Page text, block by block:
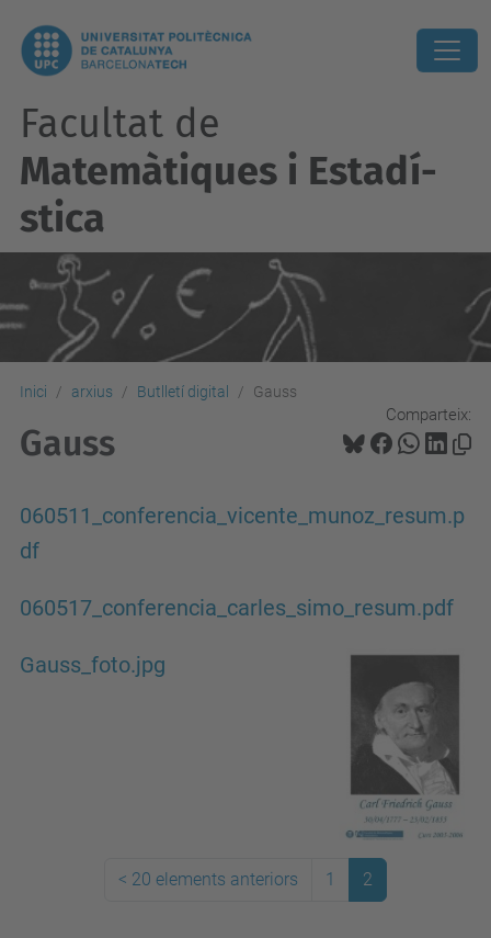
Facultat de
Matemàtiques i Estadí­
stica
Inici arxius Butlletí digital Gauss
Comparteix:
Gauss
060511_conferencia_vicente_munoz_resum.p
df
060517_conferencia_carles_simo_resum.pdf
Gauss_foto.jpg
< 20 elements anteriors 1 2